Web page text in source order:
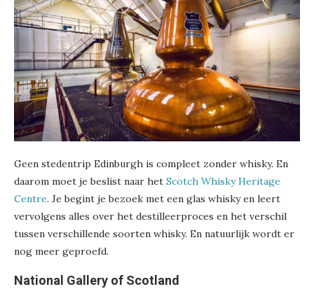
Geen stedentrip Edinburgh is compleet zonder whisky. En
daarom moet je beslist naar het Scotch Whisky Heritage
Centre. Je begint je bezoek met een glas whisky en leert
vervolgens alles over het destilleerproces en het verschil
tussen verschillende soorten whisky. En natuurlijk wordt er
nog meer geproefd.
National Gallery of Scotland